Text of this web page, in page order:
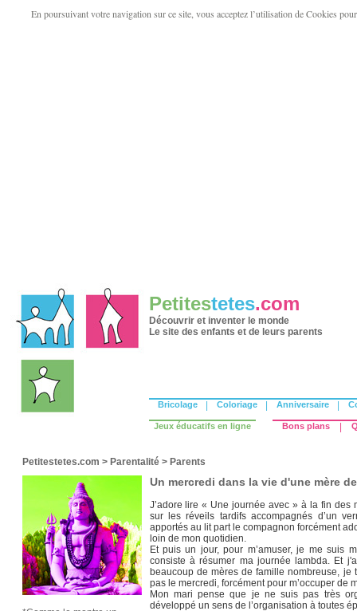
En poursuivant votre navigation sur ce site, vous acceptez l’utilisation de Cookies
Petitestetes.com
Découvrir et inventer le monde
Le site des enfants et de leurs parents
Bricolage Coloriage Anniversaire
Jeux éducatifs en ligne Bons plans
Petitestetes.com > Parentalité > Parents
Un mercredi dans la vie d'une mère
J’adore lire « Une journée avec » à la fin des
sur les réveils tardifs accompagnés d’un
apportés au lit part le compagnon forcément
loin de mon quotidien.
Et puis un jour, pour m’amuser, je me suis
consiste à résumer ma journée lambda. Et
beaucoup de mères de famille nombreuse, je
pas le mercredi, forcément pour m’occuper de
Mon mari pense que je ne suis pas très
développé un sens de l’organisation à toutes